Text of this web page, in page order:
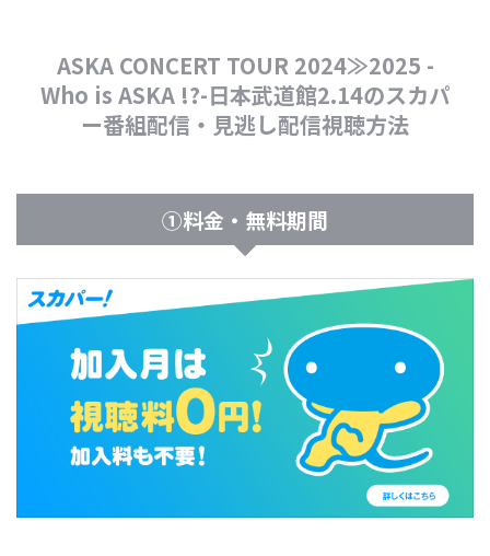
ASKA CONCERT TOUR 2024≫2025 -
Who is ASKA !?-日本武道館2.14のスカパ
ー番組配信・見逃し配信視聴方法
①料金・無料期間